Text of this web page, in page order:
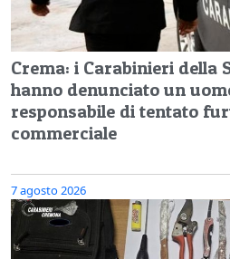
Crema: i Carabinieri della
hanno denunciato un
responsabile di tentato
commerciale
7 agosto 2026